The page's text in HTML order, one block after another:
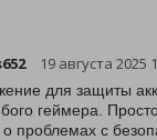
19 августа 2025
для защиты
геймера.
о проблемах с